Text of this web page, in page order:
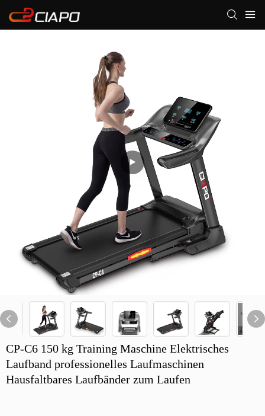
CP-C6 150 kg Training Maschine Elektrisches
Laufband professionelles Laufmaschinen
Hausfaltbares Laufbänder zum Laufen